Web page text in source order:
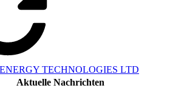
TECHNOLOGIES LTD
Aktuelle Nachrichten